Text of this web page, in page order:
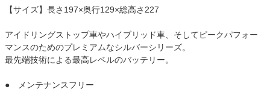
【サイズ】長さ197×奥行129×総高さ227
アイドリングストップ車やハイブリッド車、そしてピークパフォー
マンスのためのプレミアムなシルバーシリーズ。
最先端技術による最高レベルのバッテリー。
● メンテナンスフリー